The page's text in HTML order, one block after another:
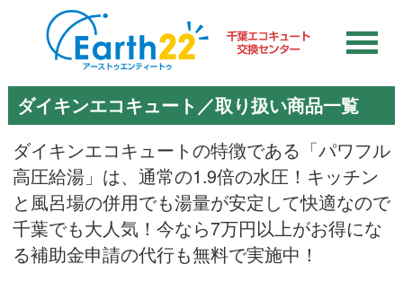
ダイキンエコキュート／取り扱い商品一覧
ダイキンエコキュートの特徴である「パワフル
高圧給湯」は、通常の1.9倍の水圧！キッチン
と風呂場の併用でも湯量が安定して快適なので
千葉でも大人気！今なら7万円以上がお得にな
る補助金申請の代行も無料で実施中！